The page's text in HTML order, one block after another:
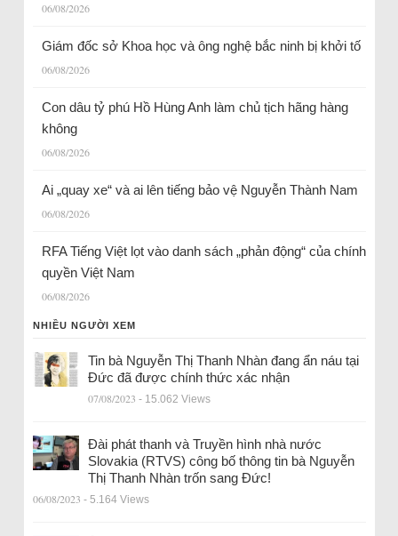
06/08/2026
Giám đốc sở Khoa học và ông nghệ bắc ninh bị khởi tố
06/08/2026
Con dâu tỷ phú Hồ Hùng Anh làm chủ tịch hãng hàng
không
06/08/2026
Ai „quay xe“ và ai lên tiếng bảo vệ Nguyễn Thành Nam
06/08/2026
RFA Tiếng Việt lọt vào danh sách „phản động“ của chính
quyền Việt Nam
06/08/2026
NHIỀU NGƯỜI XEM
Tin bà Nguyễn Thị Thanh Nhàn đang ẩn náu tại
Đức đã được chính thức xác nhận
07/08/2023 - 15.062 Views
Đài phát thanh và Truyền hình nhà nước
Slovakia (RTVS) công bố thông tin bà Nguyễn
Thị Thanh Nhàn trốn sang Đức!
06/08/2023 - 5.164 Views